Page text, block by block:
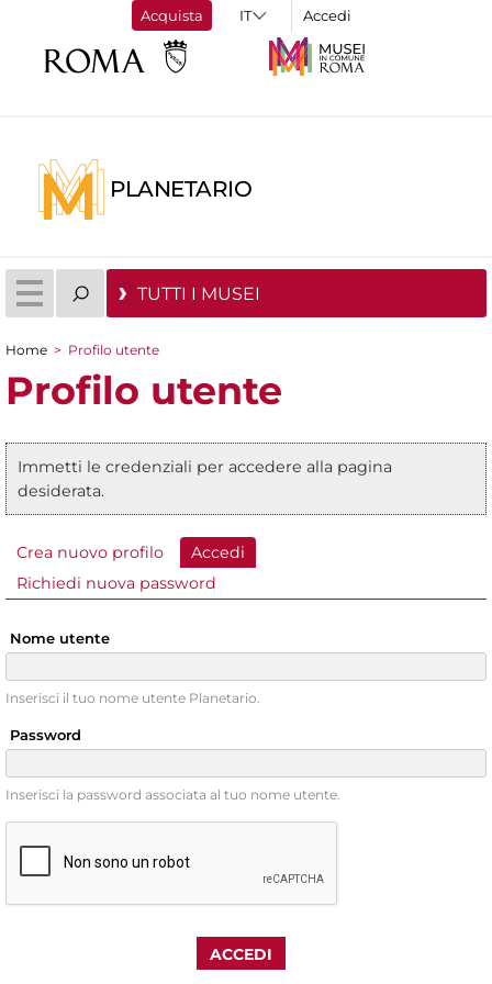
Acquista Accedi
PLANETARIO
TUTTI I MUSEI
Tu sei qui
Home > Profilo utente
Profilo utente
Messaggio di stato
Immetti le credenziali per accedere alla pagina
desiderata.
Schede primarie
Crea nuovo profilo Accedi
Richiedi nuova password
Nome utente
Inserisci il tuo nome utente Planetario.
Password
Inserisci la password associata al tuo nome utente.